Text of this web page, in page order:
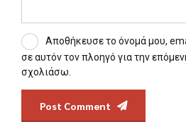
Αποθήκευσε το όνομά μου,
σε αυτόν τον πλοηγό για την
σχολιάσω.
Post Comment